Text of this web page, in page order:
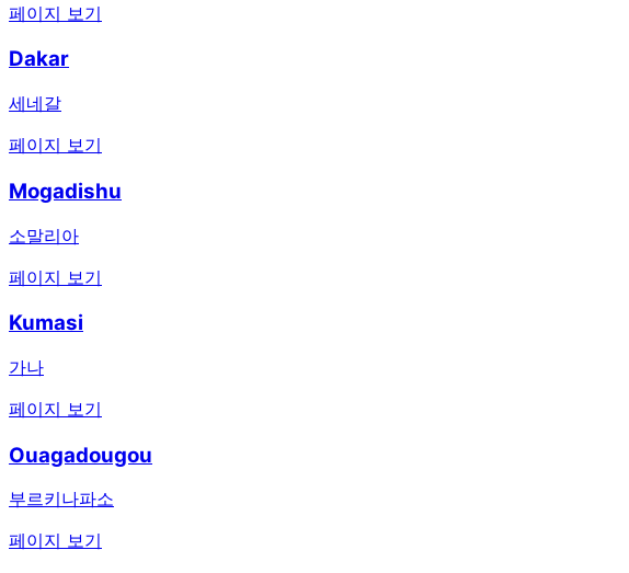
페이지 보기
Dakar
세네갈
페이지 보기
Mogadishu
소말리아
페이지 보기
Kumasi
가나
페이지 보기
Ouagadougou
부르키나파소
페이지 보기